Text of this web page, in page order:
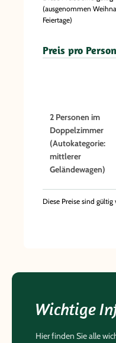
(ausgenommen
Feiertage)
Preis pro
2 Personen im
Doppelzimmer
(Autokategorie:
mittlerer
Geländewagen)
Diese Preise sind
Wichtige
Hier finden Sie alle